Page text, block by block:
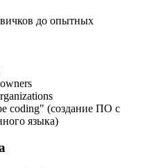
до опытных
coding" (создание ПО с
языка)